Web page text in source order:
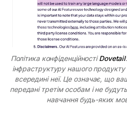
Політика конфіденційності Dovetail
інфраструктуру нашого
всередині неї. Це означає, що
передані третім особам і не
навчання будь-яких